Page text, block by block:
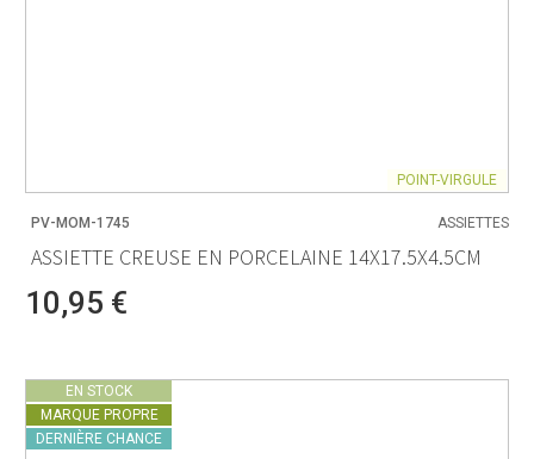
POINT-VIRGULE
PV-MOM-1745 ASSIETTES
ASSIETTE CREUSE EN PORCELAINE 14X17.5X4.5CM
10,95 €
EN STOCK
MARQUE PROPRE
DERNIÈRE CHANCE